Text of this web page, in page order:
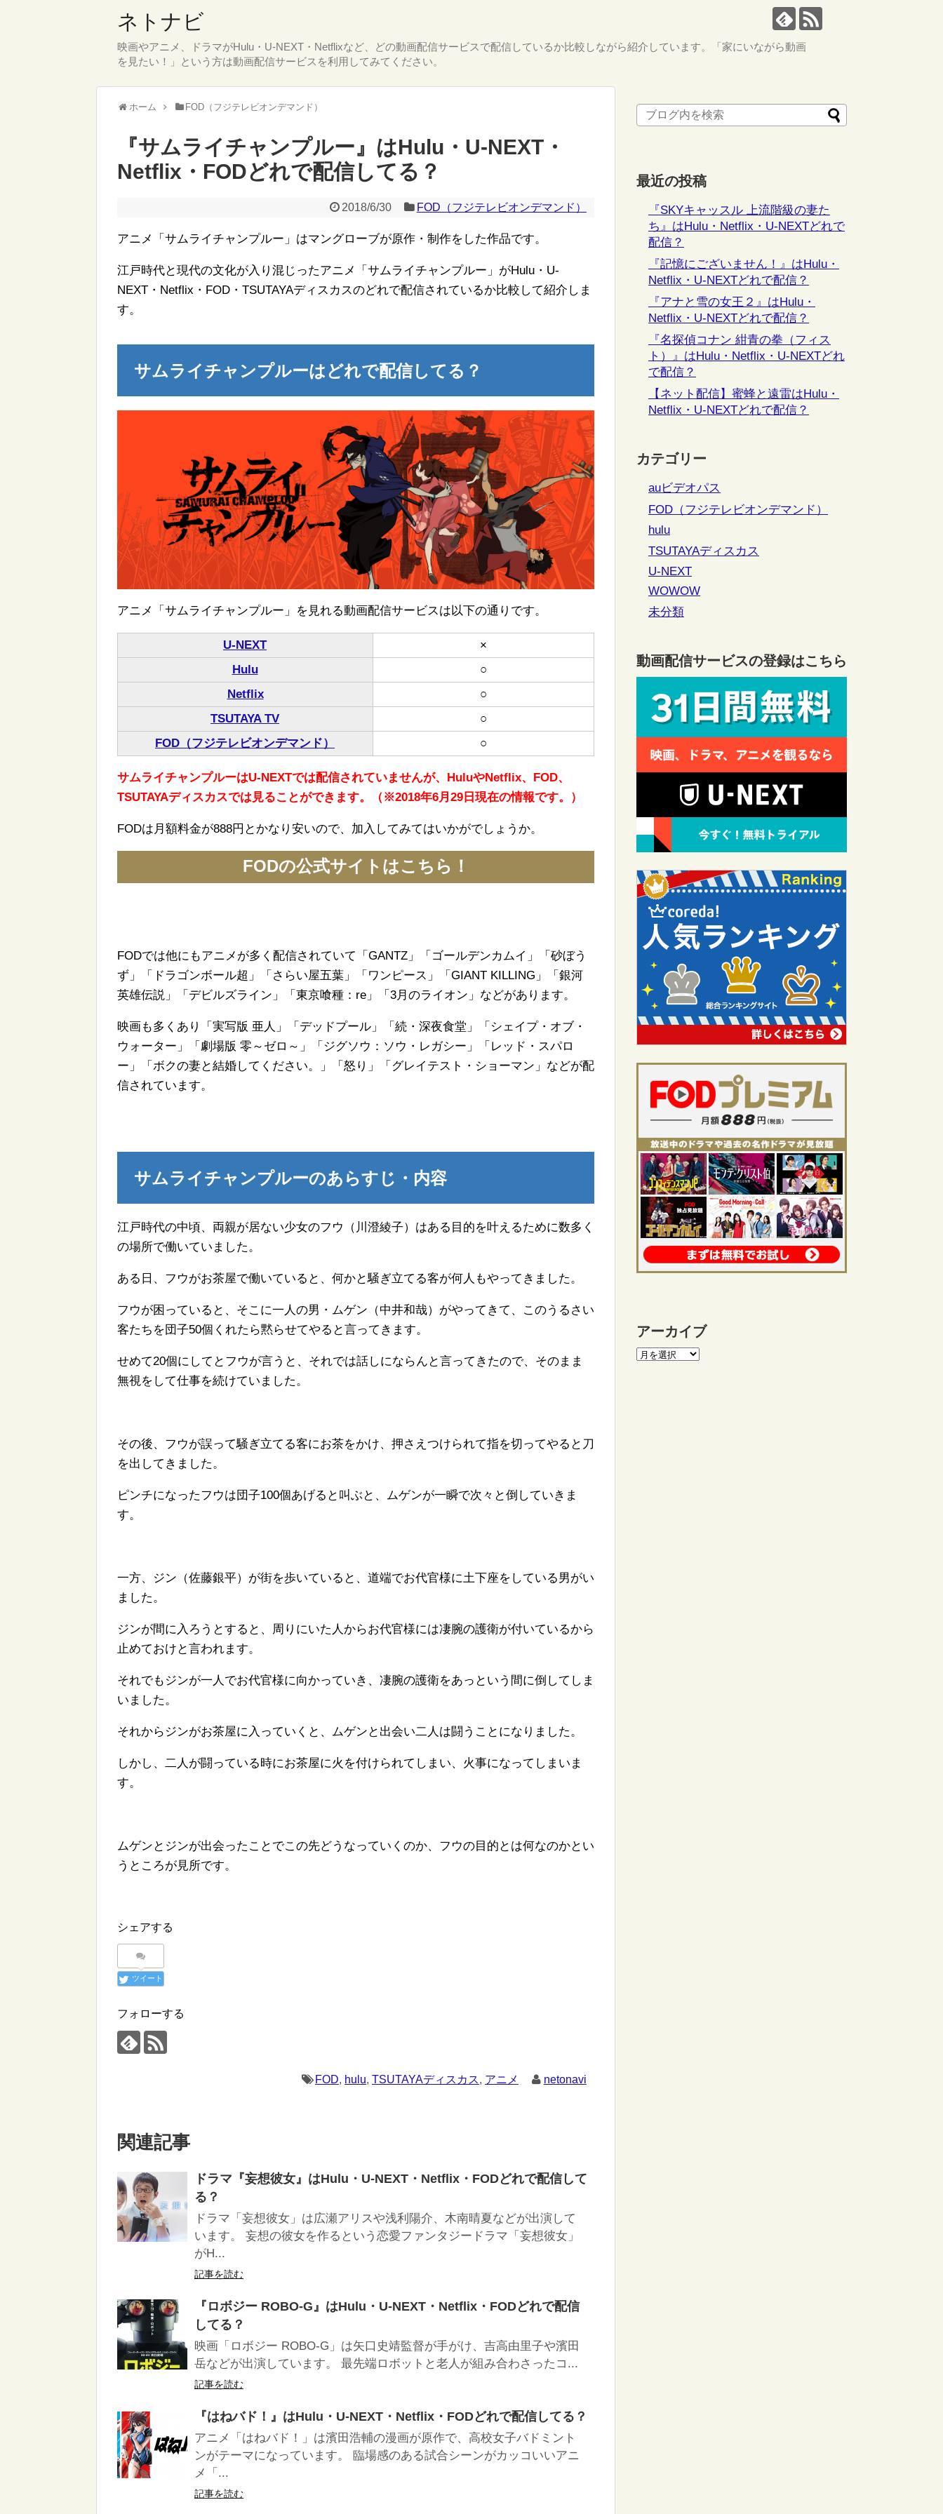
ネトナビ
映画やアニメ、ドラマがHulu・U-NEXT・Netflixなど、どの動画配信サービスで配信しているか比較しながら紹介しています。「家にいながら動画
を見たい！」という方は動画配信サービスを利用してみてください。
ホーム FOD（フジテレビオンデマンド）
『サムライチャンプルー』はHulu・U-NEXT・
Netflix・FODどれで配信してる？
2018/6/30 FOD（フジテレビオンデマンド）
アニメ「サムライチャンプルー」はマングローブが原作・制作をした作品です。
江戸時代と現代の文化が入り混じったアニメ「サムライチャンプルー」がHulu・U-
NEXT・Netflix・FOD・TSUTAYAディスカスのどれで配信されているか比較して紹介しま
す。
サムライチャンプルーはどれで配信してる？
アニメ「サムライチャンプルー」を見れる動画配信サービスは以下の通りです。
U-NEXT
×
Hulu
○
Netflix
○
TSUTAYA TV
○
FOD（フジテレビオンデマンド）
○
サムライチャンプルーはU-NEXTでは配信されていませんが、HuluやNetflix、FOD、
TSUTAYAディスカスでは見ることができます。（※2018年6月29日現在の情報です。）
FODは月額料金が888円とかなり安いので、加入してみてはいかがでしょうか。
FODの公式サイトはこちら！
FODでは他にもアニメが多く配信されていて「GANTZ」「ゴールデンカムイ」「砂ぼう
ず」「ドラゴンボール超」「さらい屋五葉」「ワンピース」「GIANT KILLING」「銀河
英雄伝説」「デビルズライン」「東京喰種：re」「3月のライオン」などがあります。
映画も多くあり「実写版 亜人」「デッドプール」「続・深夜食堂」「シェイプ・オブ・
ウォーター」「劇場版 零～ゼロ～」「ジグソウ：ソウ・レガシー」「レッド・スパロ
ー」「ボクの妻と結婚してください。」「怒り」「グレイテスト・ショーマン」などが配
信されています。
サムライチャンプルーのあらすじ・内容
江戸時代の中頃、両親が居ない少女のフウ（川澄綾子）はある目的を叶えるために数多く
の場所で働いていました。
ある日、フウがお茶屋で働いていると、何かと騒ぎ立てる客が何人もやってきました。
フウが困っていると、そこに一人の男・ムゲン（中井和哉）がやってきて、このうるさい
客たちを団子50個くれたら黙らせてやると言ってきます。
せめて20個にしてとフウが言うと、それでは話しにならんと言ってきたので、そのまま
無視をして仕事を続けていました。
その後、フウが誤って騒ぎ立てる客にお茶をかけ、押さえつけられて指を切ってやると刀
を出してきました。
ピンチになったフウは団子100個あげると叫ぶと、ムゲンが一瞬で次々と倒していきま
す。
一方、ジン（佐藤銀平）が街を歩いていると、道端でお代官様に土下座をしている男がい
ました。
ジンが間に入ろうとすると、周りにいた人からお代官様には凄腕の護衛が付いているから
止めておけと言われます。
それでもジンが一人でお代官様に向かっていき、凄腕の護衛をあっという間に倒してしま
いました。
それからジンがお茶屋に入っていくと、ムゲンと出会い二人は闘うことになりました。
しかし、二人が闘っている時にお茶屋に火を付けられてしまい、火事になってしまいま
す。
ムゲンとジンが出会ったことでこの先どうなっていくのか、フウの目的とは何なのかとい
うところが見所です。
シェアする
ツイート
フォローする
FOD, hulu,TSUTAYAディスカス, アニメ netonavi
関連記事
ドラマ『妄想彼女』はHulu・U-NEXT・Netflix・FODどれで配信して
る？
ドラマ「妄想彼女」は広瀬アリスや浅利陽介、木南晴夏などが出演して
います。 妄想の彼女を作るという恋愛ファンタジードラマ「妄想彼女」
がH...
記事を読む
『ロボジー ROBO-G』はHulu・U-NEXT・Netflix・FODどれで配信
してる？
映画「ロボジー ROBO-G」は矢口史靖監督が手がけ、吉高由里子や濱田
岳などが出演しています。 最先端ロボットと老人が組み合わさったコ...
記事を読む
『はねバド！』はHulu・U-NEXT・Netflix・FODどれで配信してる？
アニメ「はねバド！」は濱田浩輔の漫画が原作で、高校女子バドミント
ンがテーマになっています。 臨場感のある試合シーンがカッコいいアニ
メ「...
記事を読む
最近の投稿
『SKYキャッスル 上流階級の妻た
ち』はHulu・Netflix・U-NEXTどれで
配信？
『記憶にございません！』はHulu・
Netflix・U-NEXTどれで配信？
『アナと雪の女王２』はHulu・
Netflix・U-NEXTどれで配信？
『名探偵コナン 紺青の拳（フィス
ト）』はHulu・Netflix・U-NEXTどれ
で配信？
【ネット配信】蜜蜂と遠雷はHulu・
Netflix・U-NEXTどれで配信？
カテゴリー
auビデオパス
FOD（フジテレビオンデマンド）
hulu
TSUTAYAディスカス
U-NEXT
WOWOW
未分類
動画配信サービスの登録はこちら
アーカイブ